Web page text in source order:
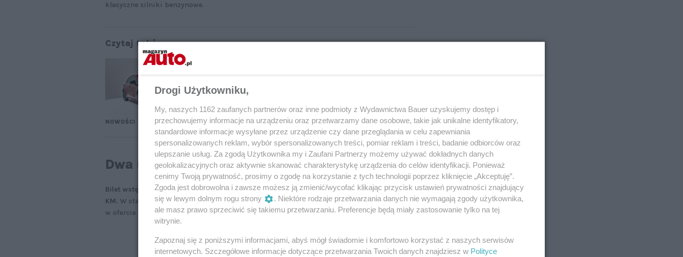
klasyczne silniki benzynowe.
Czytaj także:
NOWOŚCI
Dwa układy napędowe do wyboru
Bilet wstępu do świata nowego Renault Clio stanowi 3-cylindrowy silnik 1.2 o mocy 115
KM. W standardzie współpracuje on z 6-biegową przekładnią ręczną. W przyszłości
w ofercie ma się pojawić również wariant z przekładnią EDC.
Drogi Użytkowniku,
My, naszych 1162 zaufanych partnerów oraz inne podmioty z Wydawnictwa Bauer uzyskujemy dostęp i
przechowujemy informacje na urządzeniu oraz przetwarzamy dane osobowe, takie jak unikalne identyfikatory,
standardowe informacje wysyłane przez urządzenie czy dane przeglądania w celu zapewniania
spersonalizowanych reklam, wybór spersonalizowanych treści, pomiar reklam i treści, badanie odbiorców oraz
ulepszanie usług. Za zgodą Użytkownika my i Zaufani Partnerzy możemy używać dokładnych danych
geolokalizacyjnych oraz aktywnie skanować charakterystykę urządzenia do celów identyfikacji. Ponieważ
cenimy Twoją prywatność, prosimy o zgodę na korzystanie z tych technologii poprzez kliknięcie „Akceptuję”.
Zgoda jest dobrowolna i zawsze możesz ją zmienić/wycofać klikając przycisk ustawień prywatności znajdujący
się w lewym dolnym rogu strony
. Niektóre rodzaje przetwarzania danych nie wymagają zgody użytkownika,
ale masz prawo sprzeciwić się takiemu przetwarzaniu. Preferencje będą miały zastosowanie tylko na tej
witrynie.
Zapoznaj się z poniższymi informacjami, abyś mógł świadomie i komfortowo korzystać z naszych serwisów
internetowych. Szczegółowe informacje dotyczące przetwarzania Twoich danych znajdziesz w Polityce